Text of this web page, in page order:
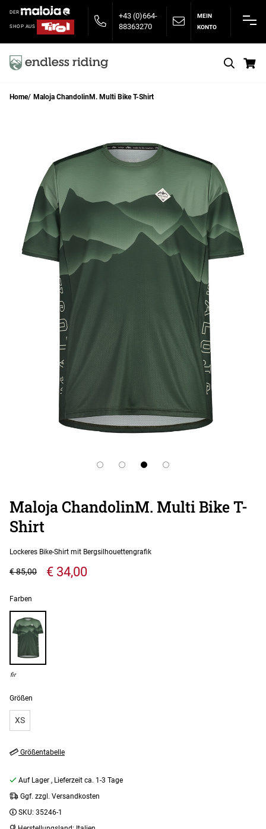
DER
SHOP AUS
+43 (0)664-
88363270
MEIN
KONTO
Home Maloja ChandolinM. Multi Bike T-Shirt
Maloja ChandolinM. Multi Bike T-
Shirt
Lockeres Bike-Shirt mit Bergsilhouettengrafik
€ 34,00
€ 85,00
Größen
XS
Farben
fir
Größentabelle
Auf Lager , Lieferzeit ca. 1-3 Tage
Ggf. zzgl. Versandkosten
SKU: 35246-1